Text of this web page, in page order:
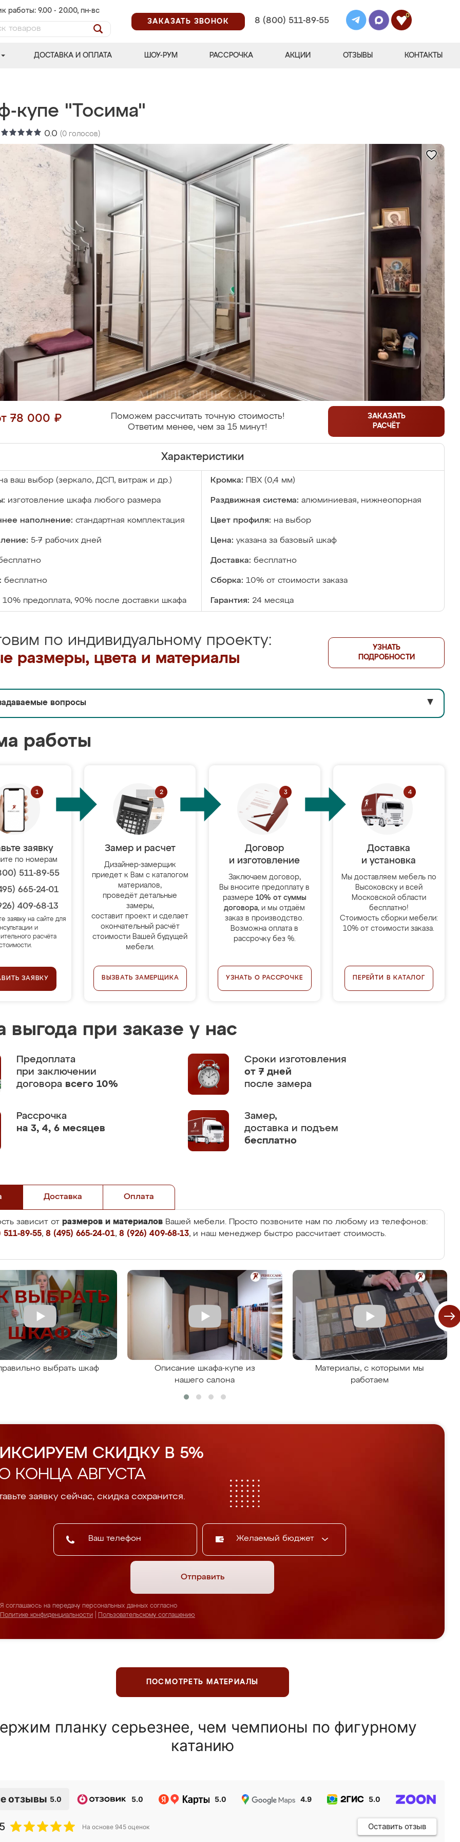
работы: 9.00 - 20.00, пн-вс
ЗАКАЗАТЬ ЗВОНОК
8 (800) 511-89-55
0
ДОСТАВКА И ОПЛАТА ШОУ-РУМ РАССРОЧКА АКЦИИ ОТЗЫВЫ КОНТАКТЫ
купе "Тосима"
0.0 (0 голосов)
78 000 ₽
Поможем рассчитать точную стоимость!
Ответим менее, чем за 15 минут!
ЗАКАЗАТЬ
РАСЧЁТ
Характеристики
ваш выбор (зеркало, ДСП, витраж и др.) Кромка: ПВХ (0,4 мм)
изготовление шкафа любого размера Раздвижная система: алюминиевая, нижнеопорная
наполнение: стандартная комплектация Цвет профиля: на выбор
5-7 рабочих дней Цена: указана за базовый шкаф
Доставка: бесплатно
бесплатно Сборка: 10% от стоимости заказа
10% предоплата, 90% после доставки шкафа Гарантия: 24 месяца
по индивидуальному проекту:
размеры, цвета и материалы
УЗНАТЬ
ПОДРОБНОСТИ
вопросы ▼
работы
заявку
по номерам
511-89-55
665-24-01
409-68-13
заявку на сайте для
и
расчёта
ЗАЯВКУ
Замер и расчет
Дизайнер-замерщик
приедет к Вам с каталогом
материалов,
проведёт детальные
замеры,
составит проект и сделает
окончательный расчёт
стоимости Вашей будущей
мебели.
ВЫЗВАТЬ ЗАМЕРЩИКА
Договор
и изготовление
Заключаем договор,
Вы вносите предоплату в
размере 10% от суммы
договора, и мы отдаём
заказ в производство.
Возможна оплата в
рассрочку без %.
УЗНАТЬ О РАССРОЧКЕ
Доставка
и установка
Мы доставляем мебель по
Высоковску и всей
Московской области
бесплатно!
Стоимость сборки мебели:
10% от стоимости заказа.
ПЕРЕЙТИ В КАТАЛОГ
выгода при заказе у нас
Предоплата
при заключении
договора всего 10%
Сроки изготовления
от 7 дней
после замера
Рассрочка
на 3, 4, 6 месяцев
Замер,
доставка и подъем
бесплатно
Доставка Оплата
зависит от размеров и материалов Вашей мебели. Просто позвоните нам по любому из телефонов:
89-55, 8 (495) 665-24-01, 8 (926) 409-68-13, и наш менеджер быстро рассчитает стоимость.
выбрать шкаф
Описание шкафа-купе из
нашего салона
Материалы, с которыми мы
работаем
СКИДКУ В 5%
КОНЦА АВГУСТА
заявку сейчас, скидка сохранится.
Желаемый бюджет
Отправить
Я соглашаюсь на передачу персональных данных согласно
Политике конфиденциальности
Пользовательскому соглашению
ПОСМОТРЕТЬ МАТЕРИАЛЫ
планку серьезнее, чем чемпионы по фигурному
катанию
отзывы 5.0 5.0 5.0 4.9 5.0
На основе 945 оценок Оставить отзыв